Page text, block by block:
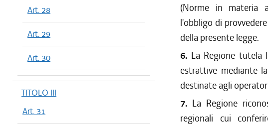
Art. 28
Art. 29
Art. 30
TITOLO III
Art. 31
(Norme in materia
l'obbligo di
della presente legge.
6. La Regione tutela
estrattive mediante
destinate agli
7. La Regione
regionali cui